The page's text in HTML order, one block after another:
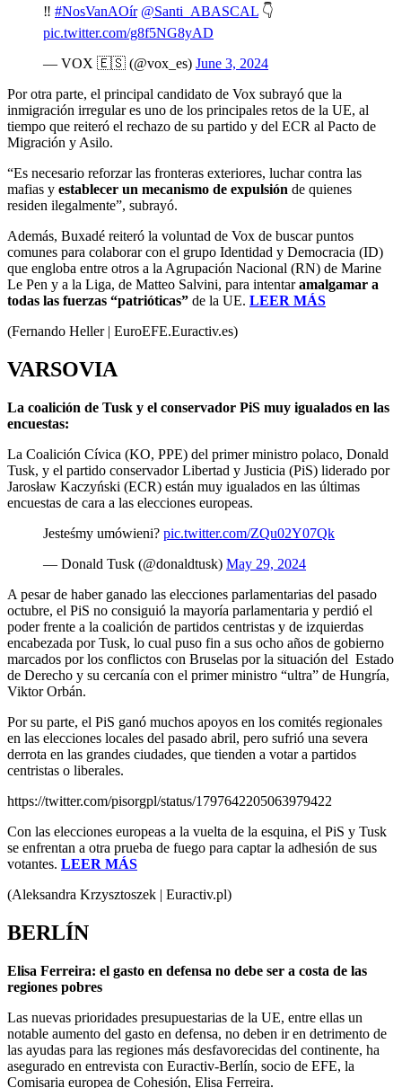
‼️ #NosVanAOír @Santi_ABASCAL 👇
pic.twitter.com/g8f5NG8yAD
— VOX 🇪🇸 (@vox_es) June 3, 2024
Por otra parte, el principal candidato de Vox subrayó que la
inmigración irregular es uno de los principales retos de la UE, al
tiempo que reiteró el rechazo de su partido y del ECR al Pacto de
Migración y Asilo.
“Es necesario reforzar las fronteras exteriores, luchar contra las
mafias y establecer un mecanismo de expulsión de quienes
residen ilegalmente”, subrayó.
Además, Buxadé reiteró la voluntad de Vox de buscar puntos
comunes para colaborar con el grupo Identidad y Democracia (ID)
que engloba entre otros a la Agrupación Nacional (RN) de Marine
Le Pen y a la Liga, de Matteo Salvini, para intentaramalgamar a
todas las fuerzas “patrióticas” de la UE. LEER MÁS
(Fernando Heller | EuroEFE.Euractiv.es)
VARSOVIA
La coalición de Tusk y el conservador PiS muy igualados en las
encuestas:
La Coalición Cívica (KO, PPE) del primer ministro polaco, Donald
Tusk, y el partido conservador Libertad y Justicia (PiS) liderado por
Jarosław Kaczyński (ECR) están muy igualados en las últimas
encuestas de cara a las elecciones europeas.
Jesteśmy umówieni? pic.twitter.com/ZQu02Y07Qk
— Donald Tusk (@donaldtusk) May 29, 2024
A pesar de haber ganado las elecciones parlamentarias del pasado
octubre, el PiS no consiguió la mayoría parlamentaria y perdió el
poder frente a la coalición de partidos centristas y de izquierdas
encabezada por Tusk, lo cual puso fin a sus ocho años de gobierno
marcados por los conflictos con Bruselas por la situación del Estado
de Derecho y su cercanía con el primer ministro “ultra” de Hungría,
Viktor Orbán.
Por su parte, el PiS ganó muchos apoyos en los comités regionales
en las elecciones locales del pasado abril, pero sufrió una severa
derrota en las grandes ciudades, que tienden a votar a partidos
centristas o liberales.
https://twitter.com/pisorgpl/status/1797642205063979422
Con las elecciones europeas a la vuelta de la esquina, el PiS y Tusk
se enfrentan a otra prueba de fuego para captar la adhesión de sus
votantes. LEER MÁS
(Aleksandra Krzysztoszek | Euractiv.pl)
BERLÍN
Elisa Ferreira: el gasto en defensa no debe ser a costa de las
regiones pobres
Las nuevas prioridades presupuestarias de la UE, entre ellas un
notable aumento del gasto en defensa, no deben ir en detrimento de
las ayudas para las regiones más desfavorecidas del continente, ha
asegurado en entrevista con Euractiv-Berlín, socio de EFE, la
Comisaria europea de Cohesión, Elisa Ferreira.